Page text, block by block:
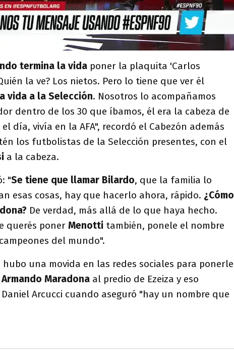
termina la vida poner la plaquita 'Carlos
la ve? Los nietos. Pero lo tiene que ver él
vida a la Selección. Nosotros lo acompañamos
dentro de los 30 que íbamos, él era la cabeza de
día, vivía en la AFA", recordó el Cabezón además
los futbolistas de la Selección presentes, con el
a la cabeza.
"Se tiene que llamar Bilardo, que la familia lo
esas cosas, hay que hacerlo ahora, rápido. ¿Cómo
De verdad, más allá de lo que haya hecho.
querés poner Menotti también, ponele el nombre
del mundo".
una movida en las redes sociales para ponerle
Maradona al predio de Ezeiza y eso
Arcucci cuando aseguró "hay un nombre que